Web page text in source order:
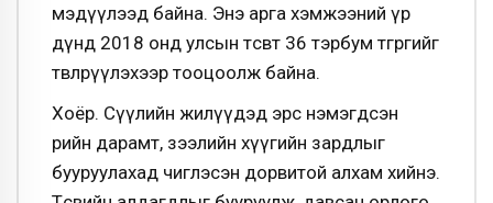
мэдүүлээд байна. Энэ арга хэмжээний үр
дүнд 2018 онд улсын төсөвт 36 тэрбум төгрөгийг
төвлөрүүлэхээр тооцоолж байна.
Хоёр. Сүүлийн жилүүдэд эрс нэмэгдсэн
өрийн дарамт, зээлийн хүүгийн зардлыг
бууруулахад чиглэсэн дорвитой алхам хийнэ.